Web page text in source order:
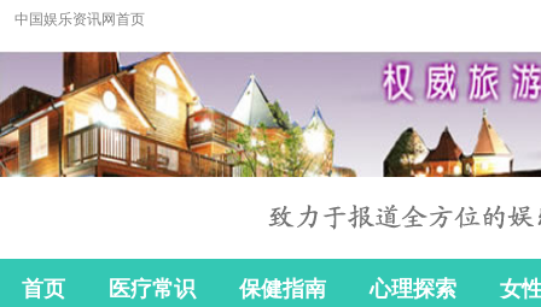
中国娱乐资讯网首页
首页 医疗常识 保健指南 心理探索 女